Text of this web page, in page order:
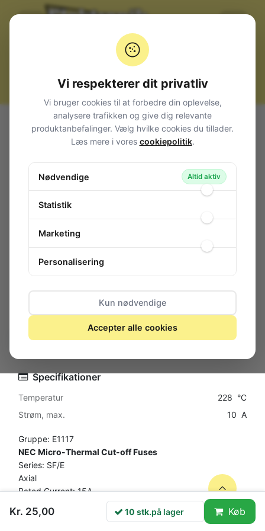
Alle produkter
Komponenter
Sikringer + Sikringsholdere
Temperatursikringer
Temperatursikring 228°C 10(8)A
Temperatursikring 228°C 10(8)A
10 stk.på lager
Specifikationer
Temperatur
228 °C
Strøm, max.
10 A
Gruppe: E1117
NEC Micro-Thermal Cut-off Fuses
Series: SF/E
Axial
Rated Current: 15A
Kr. 25,00 10 stk.på lager Køb
Vi respekterer dit privatliv
Vi bruger cookies til at forbedre din oplevelse,
analysere trafikken og give dig relevante
produktanbefalinger. Vælg hvilke cookies du tillader.
Læs mere i vores cookiepolitik.
Nødvendige Altid aktiv
Statistik
Marketing
Personalisering
Kun nødvendige
Accepter alle cookies